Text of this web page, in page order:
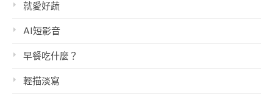
就愛好蔬
AI短影音
早餐吃什麼？
輕描淡寫